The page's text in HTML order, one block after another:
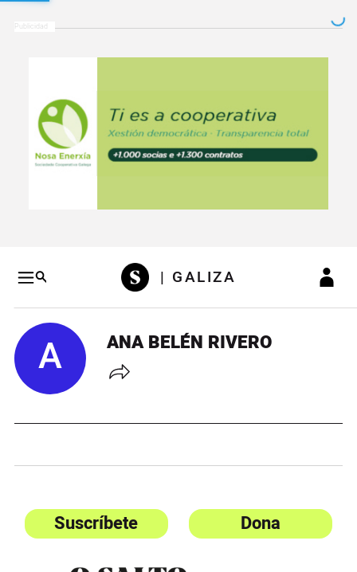
Salto a contenido
| GALIZA
A ANA BELÉN RIVERO
Suscríbete Dona